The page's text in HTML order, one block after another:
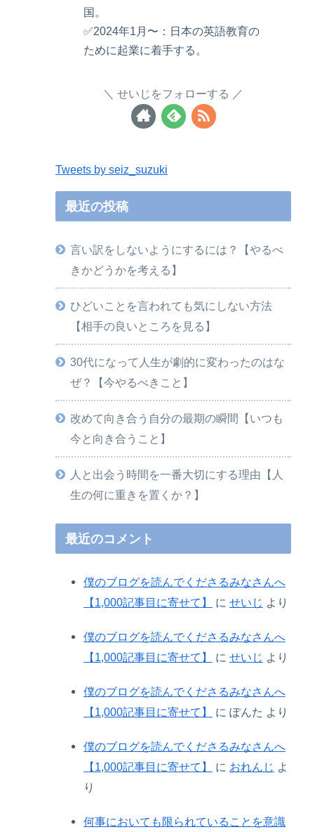
国。
✅2024年1月〜：日本の英語教育の
ために起業に着手する。
せいじをフォローする
Tweets by seiz_suzuki
最近の投稿
言い訳をしないようにするには？【やるべ
きかどうかを考える】
ひどいことを言われても気にしない方法
【相手の良いところを見る】
30代になって人生が劇的に変わったのはな
ぜ？【今やるべきこと】
改めて向き合う自分の最期の瞬間【いつも
今と向き合うこと】
人と出会う時間を一番大切にする理由【人
生の何に重きを置くか？】
最近のコメント
僕のブログを読んでくださるみなさんへ
【1,000記事目に寄せて】
に せいじ より
僕のブログを読んでくださるみなさんへ
【1,000記事目に寄せて】
に せいじ より
僕のブログを読んでくださるみなさんへ
【1,000記事目に寄せて】
に ぽんた より
僕のブログを読んでくださるみなさんへ
【1,000記事目に寄せて】
に おれんじ よ
り
何事においても限られていることを意識